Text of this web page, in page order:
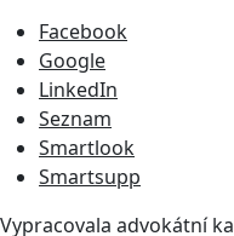
Facebook
Google
LinkedIn
Seznam
Smartlook
Smartsupp
Vypracovala advokátní